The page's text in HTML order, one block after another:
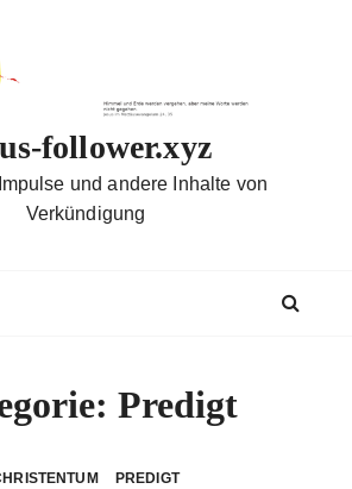
follower.xyz
und andere Inhalte von
Verkündigung
Predigt
PREDIGT